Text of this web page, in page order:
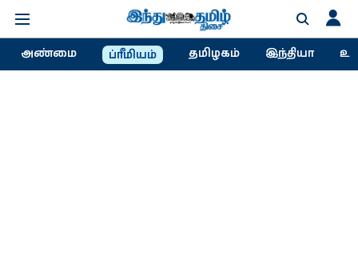
அண்மை ப்ரீமியம் தமிழகம் இந்தியா